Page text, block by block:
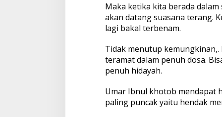
Maka ketika kita berada
akan datang suasana terang.
lagi bakal terbenam.
Tidak menutup
teramat dalam penuh dosa.
penuh hidayah.
Umar Ibnul khotob mendapat
paling puncak yaitu hendak